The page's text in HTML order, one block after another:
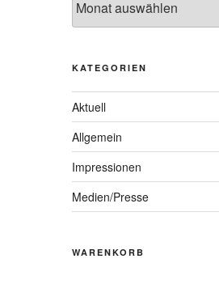
KATEGORIEN
Aktuell
Allgemein
Impressionen
Medien/Presse
WARENKORB